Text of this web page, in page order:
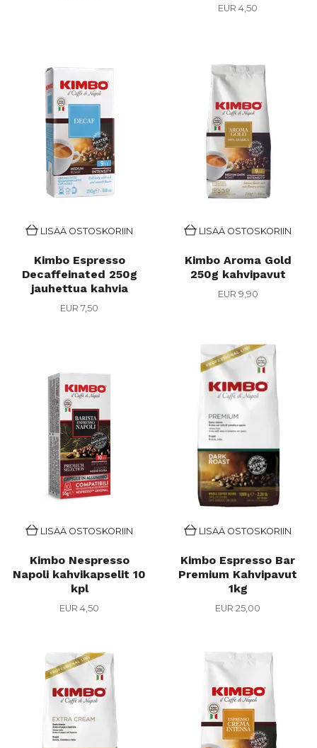
EUR 4,50
LISÄÄ OSTOSKORIIN
Kimbo Espresso
Decaffeinated 250g
jauhettua kahvia
EUR 7,50
LISÄÄ OSTOSKORIIN
Kimbo Aroma Gold
250g kahvipavut
EUR 9,90
LISÄÄ OSTOSKORIIN
Kimbo Nespresso
Napoli kahvikapselit 10
kpl
EUR 4,50
LISÄÄ OSTOSKORIIN
Kimbo Espresso Bar
Premium Kahvipavut
1kg
EUR 25,00